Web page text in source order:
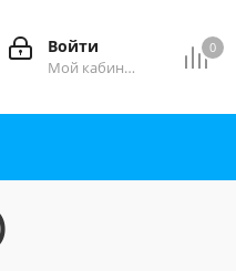
0
Войти
Мой кабинет